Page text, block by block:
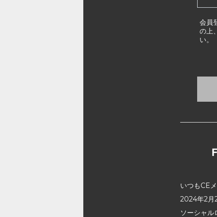
会員
の上
い。
いつもCE
2024年2月
ソーシャ